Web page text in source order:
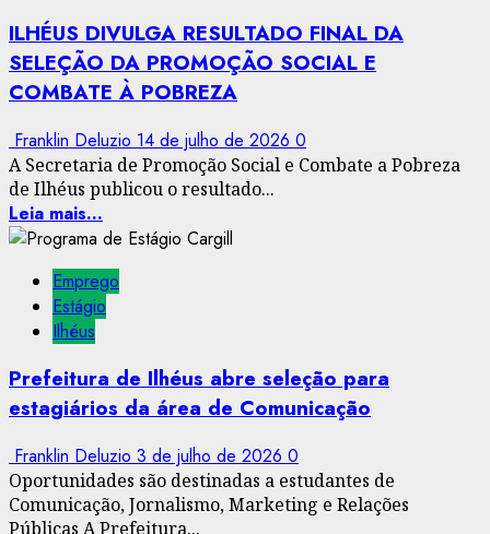
ILHÉUS DIVULGA RESULTADO FINAL DA
SELEÇÃO DA PROMOÇÃO SOCIAL E
COMBATE À POBREZA
Franklin Deluzio 14 de julho de 2026 0
A Secretaria de Promoção Social e Combate a Pobreza
de Ilhéus publicou o resultado...
Leia mais...
Emprego
Estágio
Ilhéus
Prefeitura de Ilhéus abre seleção para
estagiários da área de Comunicação
Franklin Deluzio 3 de julho de 2026 0
Oportunidades são destinadas a estudantes de
Comunicação, Jornalismo, Marketing e Relações
Públicas A Prefeitura...